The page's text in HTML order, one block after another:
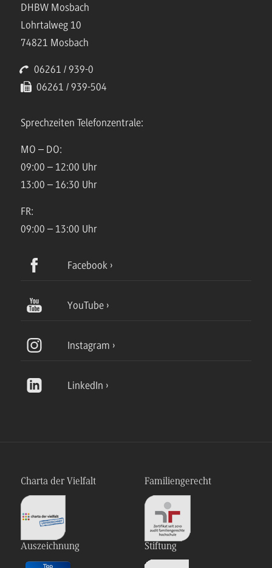
DHBW Mosbach
Lohrtalweg 10
74821 Mosbach
06261 / 939-0
06261 / 939-504
Sprechzeiten Telefonzentrale:
MO – DO:
09:00 – 12:00 Uhr
13:00 – 16:30 Uhr
FR:
09:00 – 13:00 Uhr
Facebook
YouTube
Instagram
LinkedIn
Charta der Vielfalt Familiengerecht
Auszeichnung Stiftung